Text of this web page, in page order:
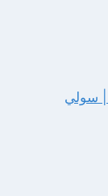
| سولي